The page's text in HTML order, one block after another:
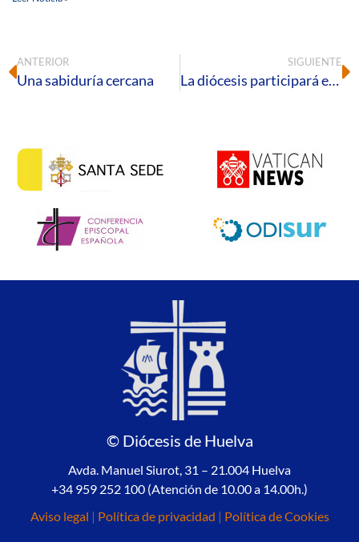
ANTERIOR
Una sabiduría cercana
SIGUIENTE
La diócesis participará en la Asamblea final del Sínodo
© Diócesis de Huelva
Avda. Manuel Siurot, 31 – 21.004 Huelva
+34 959 252 100 (Atención de 10.00 a 14.00h.)
Aviso legal | Política de privacidad | Política de Cookies